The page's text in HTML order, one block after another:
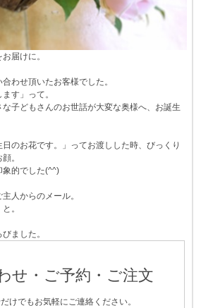
届けに。
わせ頂いたお客様でした。
す」って。
子どもさんのお世話が大変な奥様へ、お誕生
日のお花です。」ってお渡しした時、びっくり
。
象的でした(^^)
人からのメール。
。
ました。
せ・ご予約・ご注文
けでもお気軽にご連絡ください。